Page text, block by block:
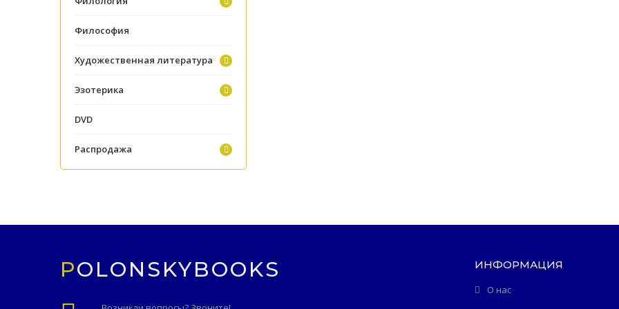
Философия
Художественная литература
Эзотерика
DVD
Распродажа
POLONSKYBOOKS ИНФОРМАЦИЯ
О нас